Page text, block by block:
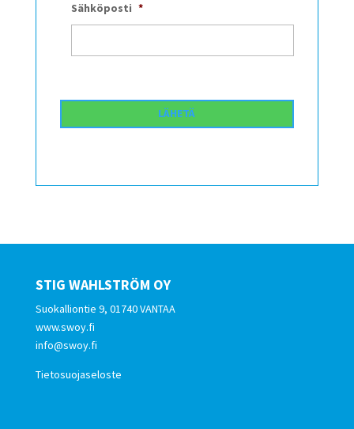
Sähköposti *
STIG WAHLSTRÖM OY
Suokalliontie 9, 01740 VANTAA
www.swoy.fi
info@swoy.fi
Tietosuojaseloste